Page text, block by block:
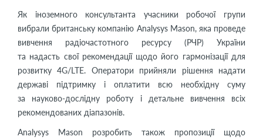
Як іноземного консультанта учасники робочої групи
вибрали британську компанію Analysys Mason, яка проведе
вивчення радіочастотного ресурсу (РЧР) України
та надасть свої рекомендації щодо його гармонізації для
розвитку 4G/LTE. Оператори прийняли рішення надати
державі підтримку і оплатити всю необхідну суму
за науково-дослідну роботу і детальне вивчення всіх
рекомендованих діапазонів.
Analysys Mason розробить також пропозиції щодо